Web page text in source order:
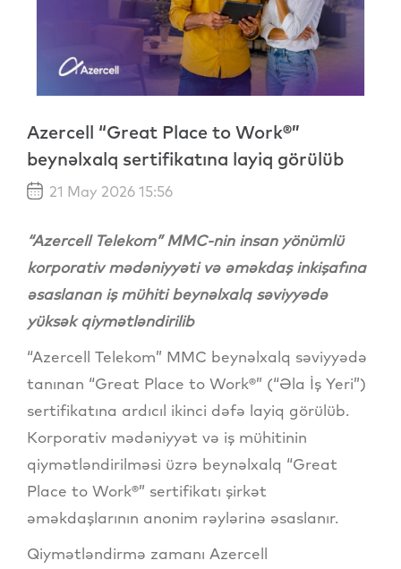
Azercell “Great Place to Work®”
beynəlxalq sertifikatına layiq görülüb
21 May 2026 15:56
“Azercell Telekom” MMC-nin insan yönümlü
korporativ mədəniyyəti və əməkdaş inkişafına
əsaslanan iş mühiti beynəlxalq səviyyədə
yüksək qiymətləndirilib
“Azercell Telekom” MMC beynəlxalq səviyyədə
tanınan “Great Place to Work®” (“Əla İş Yeri”)
sertifikatına ardıcıl ikinci dəfə layiq görülüb.
Korporativ mədəniyyət və iş mühitinin
qiymətləndirilməsi üzrə beynəlxalq “Great
Place to Work®” sertifikatı şirkət
əməkdaşlarının anonim rəylərinə əsaslanır.
Qiymətləndirmə zamanı Azercell